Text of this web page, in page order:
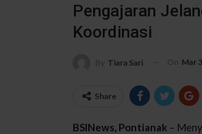
Pengajaran
Koordinasi
By Tiara Sari On Mar
Share
BSINews, Pontianak –